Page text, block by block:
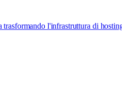
l'infrastruttura di